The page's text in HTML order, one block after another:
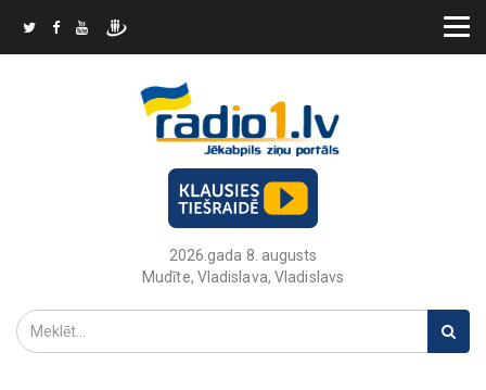
2026.gada 8. augusts
Mudīte, Vladislava, Vladislavs